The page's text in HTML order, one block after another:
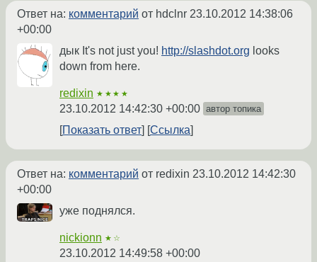
Ответ на: комментарий от hdclnr 23.10.2012 14:38:06
+00:00
дык It's not just you! http://slashdot.org looks
down from here.
redixin ★★★★
23.10.2012 14:42:30 +00:00 автор топика
Показать ответ Ссылка
Ответ на: комментарий от redixin 23.10.2012 14:42:30
+00:00
уже поднялся.
nickionn ★☆
23.10.2012 14:49:58 +00:00